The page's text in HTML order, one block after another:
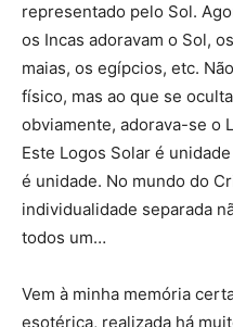
representado pelo Sol.
os Incas adoravam o Sol,
maias, os egípcios, etc.
físico, mas ao que se
obviamente, adorava-se o
Este Logos Solar é
é unidade. No mundo do
individualidade separada
todos um…
Vem à minha memória
esotérica, realizada há